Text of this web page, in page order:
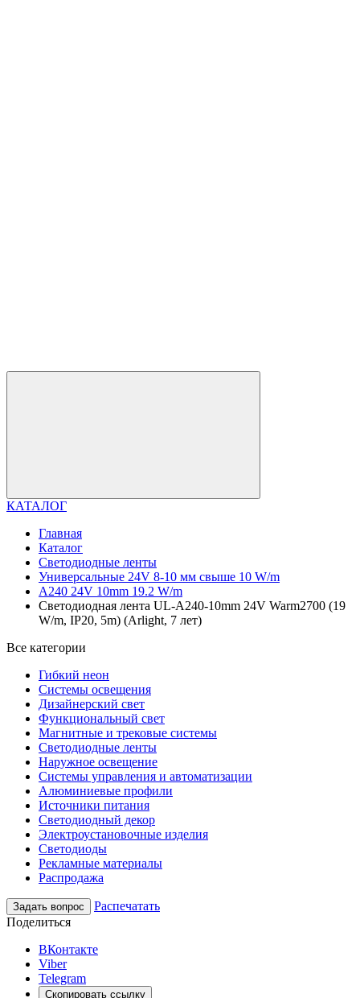
КАТАЛОГ
Главная
Каталог
Светодиодные ленты
Универсальные 24V 8-10 мм свыше 10 W/m
A240 24V 10mm 19.2 W/m
Светодиодная лента UL-A240-10mm 24V Warm2700 (19
W/m, IP20, 5m) (Arlight, 7 лет)
Все категории
Гибкий неон
Системы освещения
Дизайнерский свет
Функциональный свет
Магнитные и трековые системы
Светодиодные ленты
Наружное освещение
Системы управления и автоматизации
Алюминиевые профили
Источники питания
Светодиодный декор
Электроустановочные изделия
Светодиоды
Рекламные материалы
Распродажа
Задать вопрос
Распечатать
Поделиться
ВКонтакте
Viber
Telegram
Скопировать ссылку